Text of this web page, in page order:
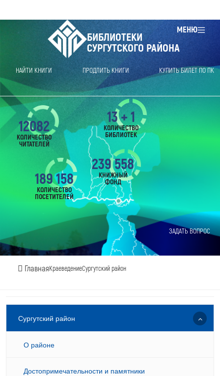
МЕНЮ
БИБЛИОТЕКИ
СУРГУТСКОГО РАЙОНА
НАЙТИ КНИГИ ПРОДЛИТЬ КНИГИ КУПИТЬ БИЛЕТ ПО ПК
ЗАДАТЬ ВОПРОС
ГлавнаяКраеведениеСургутский район
12082
КОЛИЧЕСТВО
ЧИТАТЕЛЕЙ
189 158
КОЛИЧЕСТВО
ПОСЕТИТЕЛЕЙ
239 558
КНИЖНЫЙ
ФОНД
13 + 1
КОЛИЧЕСТВО
БИБЛИОТЕК
Сургутский район
О районе
Достопримечательности и памятники